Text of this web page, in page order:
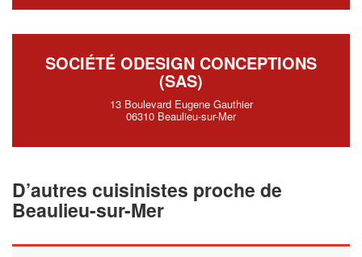
SOCIÉTÉ ODESIGN CONCEPTIONS
(SAS)
13 Boulevard Eugene Gauthier
06310 Beaulieu-sur-Mer
D’autres cuisinistes proche de
Beaulieu-sur-Mer